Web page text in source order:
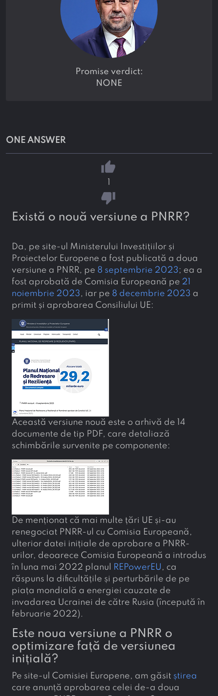
promise verdict:
NONE
ONE ANSWER
thumb_up
thumb_down
Există o nouă versiune a PNRR?
Da, pe site-ul Ministerului Investițiilor și
Proiectelor Europene a fost publicată a doua
versiune a PNRR, pe 8 septembrie 2023; ea a
fost aprobată de Comisia Europeană pe 21
noiembrie 2023, iar pe 8 decembrie 2023 a
primit și aprobarea Consiliului UE:
Această versiune nouă este o arhivă de 14
documente de tip PDF, care detaliază
schimbările survenite pe componente:
De menționat că mai multe țări UE și-au
renegociat PNRR-ul cu Comisia Europeană,
ulterior datei inițiale de aprobare a PNRR-
urilor, deoarece Comisia Europeană a introdus
în luna mai 2022 planul
REPowerEU , ca
răspuns la dificultățile și perturbările de pe
piața mondială a energiei cauzate de
invadarea Ucrainei de către Rusia (începută în
februarie 2022).
Este noua versiune a PNRR o
optimizare față de versiunea
inițială?
Pe site-ul Comisiei Europene, am găsit știrea
care anunță aprobarea celei de-a doua